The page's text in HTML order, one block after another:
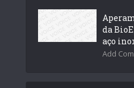
da
aço
Add